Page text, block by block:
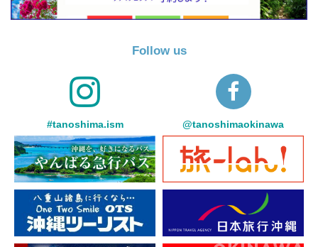
Follow us
#tanoshima.ism @tanoshimaokinawa